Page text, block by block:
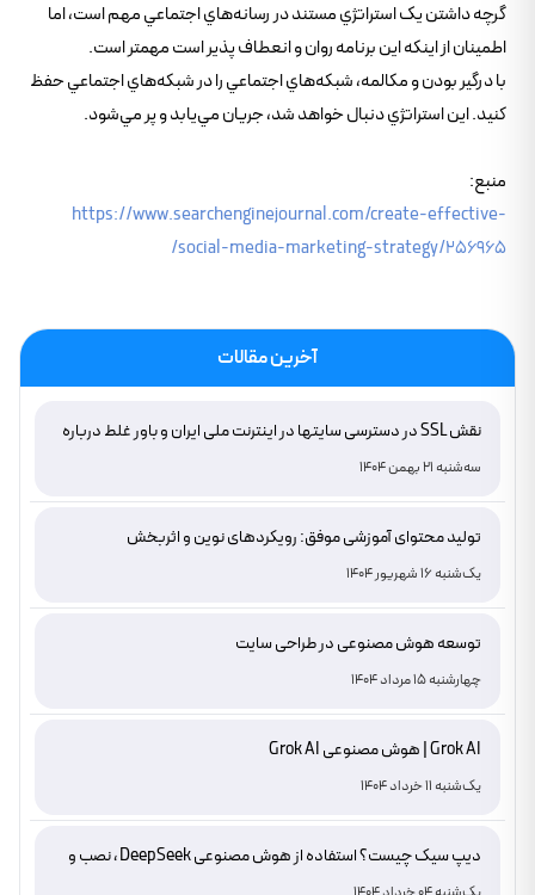
گرچه داشتن يک استراتژي مستند در رسانه‌هاي اجتماعي مهم است، اما
اطمينان از اينکه اين برنامه روان و انعطاف پذير است مهمتر است.
با درگير بودن و مکالمه، شبکه‌هاي اجتماعي را در شبکه‌هاي اجتماعي حفظ
کنيد. اين استراتژي دنبال خواهد شد، جريان مي‌يابد و پر مي‌شود.
منبع:
https://www.searchenginejournal.com/create-effective-
social-media-marketing-strategy/256965/
آخرین مقالات
نقش SSL در دسترسی سایتها در اینترنت ملی ایران و باور غلط درباره
سه‌شنبه 21 بهمن 1404
تولید محتوای آموزشی موفق: رویکردهای نوین و اثربخش
یک‌شنبه 16 شهریور 1404
توسعه هوش مصنوعی در طراحی سایت
چهارشنبه 15 مرداد 1404
Grok AI | هوش مصنوعی Grok AI
یک‌شنبه 11 خرداد 1404
دیپ سیک چیست؟ استفاده از هوش مصنوعی DeepSeek ، نصب و
دانلود